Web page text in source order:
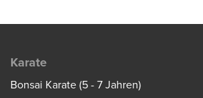
Karate
Bonsai Karate (5 - 7 Jahren)